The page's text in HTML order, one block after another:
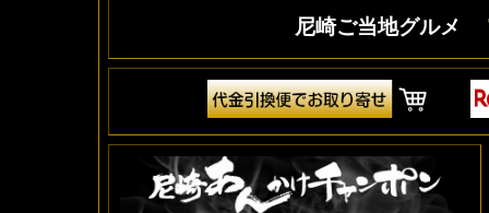
尼崎ご当地グルメ